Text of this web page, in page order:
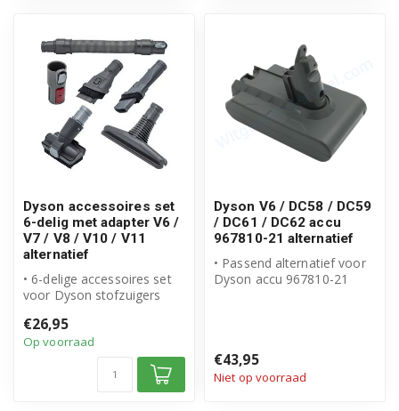
Dyson accessoires set
6-delig met adapter V6 /
V7 / V8 / V10 / V11
alternatief
• 6-delige accessoires set
voor Dyson stofzuigers
meer...
€26,95
Op voorraad
Dyson V6 / DC58 / DC59
/ DC61 / DC62 accu
967810-21 alternatief
• Passend alternatief voor
Dyson accu 967810-21
€43,95
Niet op voorraad